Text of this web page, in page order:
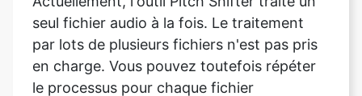
le processus pour chaque fichier
individuellement.